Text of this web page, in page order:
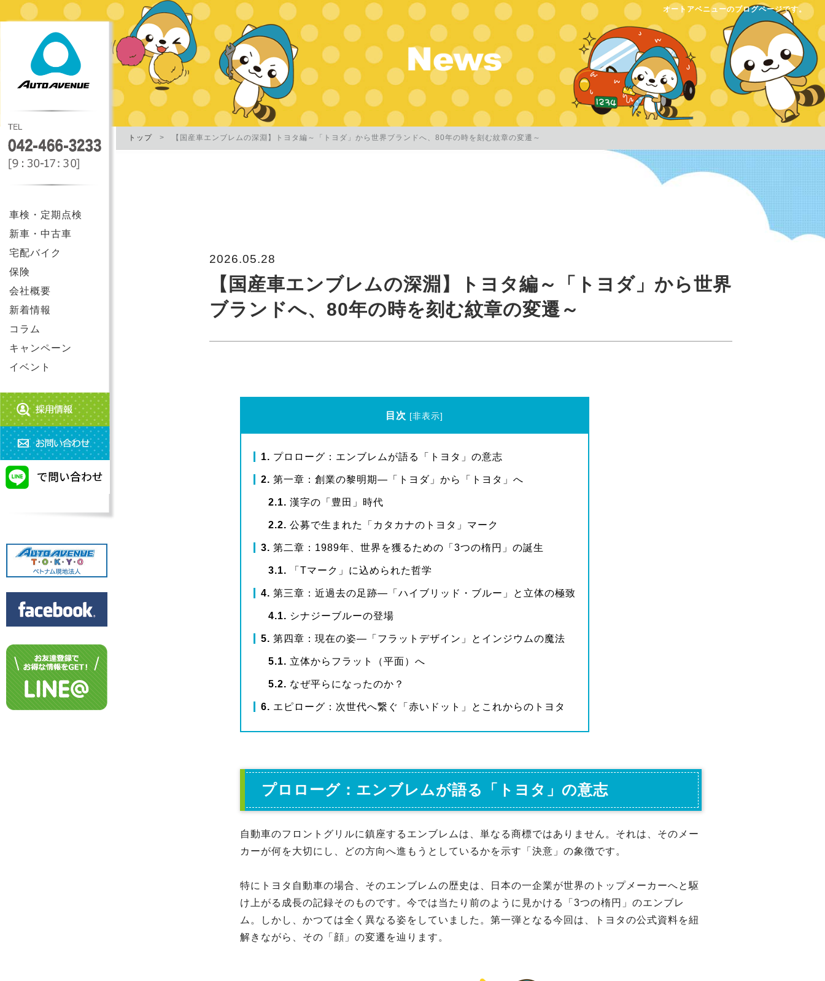
オートアベニューのブログページです。
車検・定期点検
新車・中古車
宅配バイク
保険
会社概要
新着情報
コラム
キャンペーン
イベント
トップ 【国産車エンブレムの深淵】トヨタ編～「トヨダ」から世界ブランドへ、80年の時を刻む紋章の変遷～
2026.05.28
【国産車エンブレムの深淵】トヨタ編～「トヨダ」から世界
ブランドへ、80年の時を刻む紋章の変遷～
目次 [非表示]
1 プロローグ：エンブレムが語る「トヨタ」の意志
2 第一章：創業の黎明期―「トヨダ」から「トヨタ」へ
2.1 漢字の「豊田」時代
2.2 公募で生まれた「カタカナのトヨタ」マーク
3 第二章：1989年、世界を獲るための「3つの楕円」の誕生
3.1 「Tマーク」に込められた哲学
4 第三章：近過去の足跡―「ハイブリッド・ブルー」と立体の極致
4.1 シナジーブルーの登場
5 第四章：現在の姿―「フラットデザイン」とインジウムの魔法
5.1 立体からフラット（平面）へ
5.2 なぜ平らになったのか？
6 エピローグ：次世代へ繋ぐ「赤いドット」とこれからのトヨタ
プロローグ：エンブレムが語る「トヨタ」の意志
自動車のフロントグリルに鎮座するエンブレムは、単なる商標ではありません。それは、そのメー
カーが何を大切にし、どの方向へ進もうとしているかを示す「決意」の象徴です。
特にトヨタ自動車の場合、そのエンブレムの歴史は、日本の一企業が世界のトップメーカーへと駆
け上がる成長の記録そのものです。今では当たり前のように見かける「3つの楕円」のエンブレ
ム。しかし、かつては全く異なる姿をしていました。第一弾となる今回は、トヨタの公式資料を紐
解きながら、その「顔」の変遷を辿ります。